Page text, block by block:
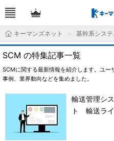
キーマンズネット 基幹系システ
SCM の特集記事一覧
SCMに関する最新情報を紹介します。ユー
事例、業界動向などを集めました。
輸送管理シ
ト 輸送ラ